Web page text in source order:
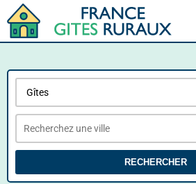
RECHERCHER